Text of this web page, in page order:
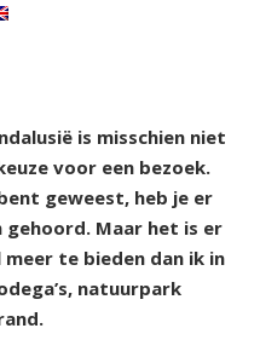
is misschien niet
voor een bezoek.
geweest, heb je er
Maar het is er
te bieden dan ik in
natuurpark